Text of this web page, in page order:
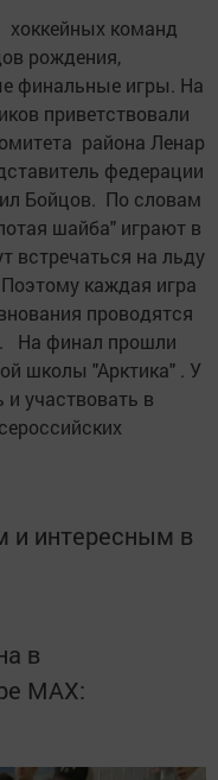
хоккейных команд
рождения,
финальные игры. На
приветствовали
района Ленар
федерации
Бойцов. По словам
шайба" играют в
встречаться на льду
каждая игра
проводятся
На финал прошли
школы "Арктика" . У
участвовать в
интересным в
в
MАХ: